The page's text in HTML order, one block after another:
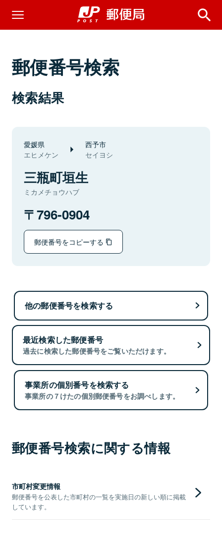
郵便番号検索
検索結果
愛媛県
エヒメケン
西予市
セイヨシ
三瓶町垣生
ミカメチョウハブ
796-0904
郵便番号をコピーする
他の郵便番号を検索する
最近検索した郵便番号
過去に検索した郵便番号をご覧いただけます。
事業所の個別番号を検索する
事業所の７けたの個別郵便番号をお調べします。
郵便番号検索に関する情報
市町村変更情報
郵便番号を公表した市町村の一覧を実施日の新しい順に掲載
しています。